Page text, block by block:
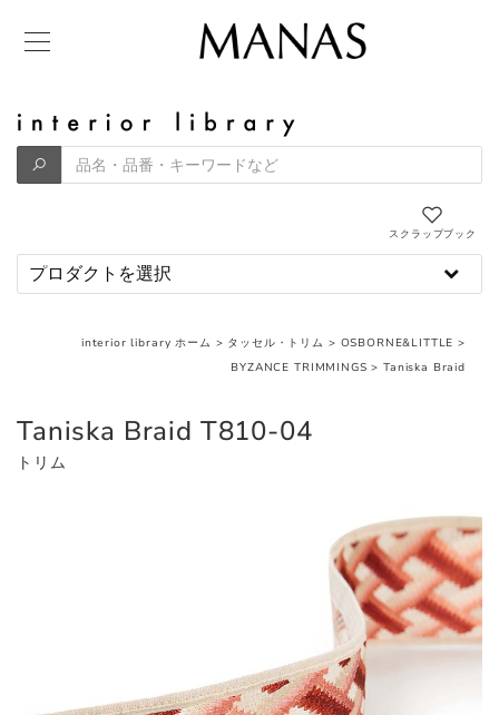
スクラップブック
interior library ホーム > タッセル・トリム > OSBORNE&LITTLE >
BYZANCE TRIMMINGS >Taniska Braid
Taniska Braid T810-04
トリム